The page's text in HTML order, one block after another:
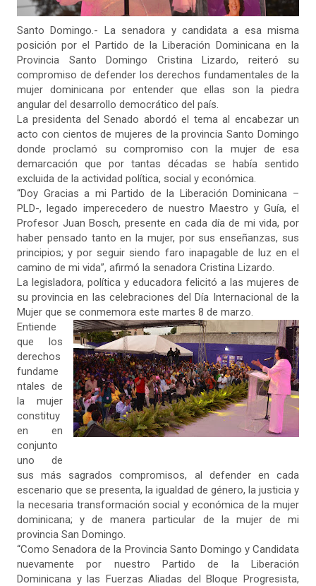
Santo Domingo.- La senadora y candidata a esa misma
posición por el Partido de la Liberación Dominicana en la
Provincia Santo Domingo Cristina Lizardo, reiteró su
compromiso de defender los derechos fundamentales de la
mujer dominicana por entender que ellas son la piedra
angular del desarrollo democrático del país.
La presidenta del Senado abordó el tema al encabezar un
acto con cientos de mujeres de la provincia Santo Domingo
donde proclamó su compromiso con la mujer de esa
demarcación que por tantas décadas se había sentido
excluida de la actividad política, social y económica.
“Doy Gracias a mi Partido de la Liberación Dominicana –
PLD-, legado imperecedero de nuestro Maestro y Guía, el
Profesor Juan Bosch, presente en cada día de mi vida, por
haber pensado tanto en la mujer, por sus enseñanzas, sus
principios; y por seguir siendo faro inapagable de luz en el
camino de mi vida”, afirmó la senadora Cristina Lizardo.
La legisladora, política y educadora felicitó a las mujeres de
su provincia en las celebraciones del Día Internacional de la
Mujer que se conmemora este martes 8 de marzo.
Entiende
que los
derechos
fundame
ntales de
la mujer
constituy
en en
conjunto
uno de
sus más sagrados compromisos, al defender en cada
escenario que se presenta, la igualdad de género, la justicia y
la necesaria transformación social y económica de la mujer
dominicana; y de manera particular de la mujer de mi
provincia San Domingo.
“Como Senadora de la Provincia Santo Domingo y Candidata
nuevamente por nuestro Partido de la Liberación
Dominicana y las Fuerzas Aliadas del Bloque Progresista,